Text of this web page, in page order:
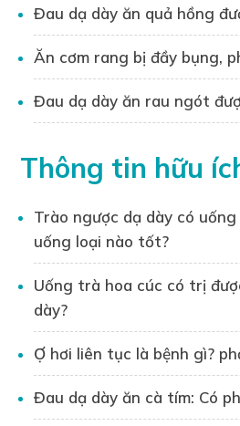
Tư vấn sử dụng thuốc theo
y tế Hà Nội
Đào tạo về “ thực
theo nguyên tắc của
Đào tạo về “ thực
thuốc theo nguyên tắc
Đào tạo về “ thực hành
theo nguyên tắc của
giới” (GSP-WHO)
Dược sĩ Kim Phượng luôn
những kiến thức hữu ích,
đọc giả, góp phần nâng
thông tin sức khỏe cho
Liên hệ tư vấn:
Đau dạ dày ăn quả hồng
Ăn cơm rang bị đầy bụng,
Đau dạ dày ăn rau ngót
Thông tin hữu
Trào ngược dạ dày có
uống loại nào tốt?
Uống trà hoa cúc có trị
dày?
Ợ hơi liên tục là bệnh gì?
Đau dạ dày ăn cà tím: Có